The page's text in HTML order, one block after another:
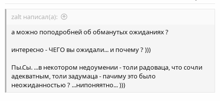
zalt написал(а):
а можно поподробней об обманутых ожиданиях ?
интересно - ЧЕГО вы ожидали... и почему ? )))
Пы.Сы. ...в некотором недоумении - толи радоваца, что сочли
адекватным, толи задумаца - пачиму это было
неожиданностью ? ...нипоняятно... )))